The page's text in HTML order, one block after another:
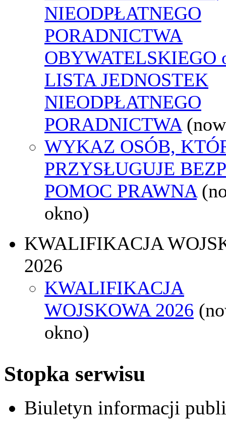
NIEODPŁATNEGO
PORADNICTWA
OBYWATELSKIEGO
LISTA JEDNOSTEK
NIEODPŁATNEGO
PORADNICTWA
WYKAZ OSÓB,
PRZYSŁUGUJE
POMOC PRAWNA
okno)
KWALIFIKACJA
2026
KWALIFIKACJA
WOJSKOWA 2026
okno)
Stopka serwisu
Biuletyn informacji